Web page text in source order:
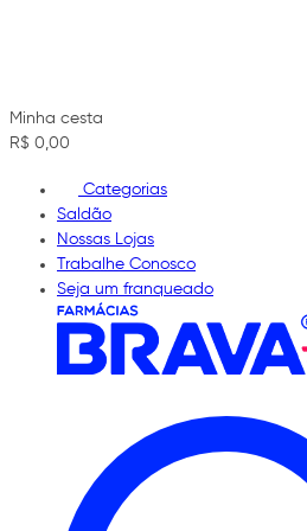
Minha cesta
R$ 0,00
Categorias
Saldão
Nossas Lojas
Trabalhe Conosco
Seja um franqueado